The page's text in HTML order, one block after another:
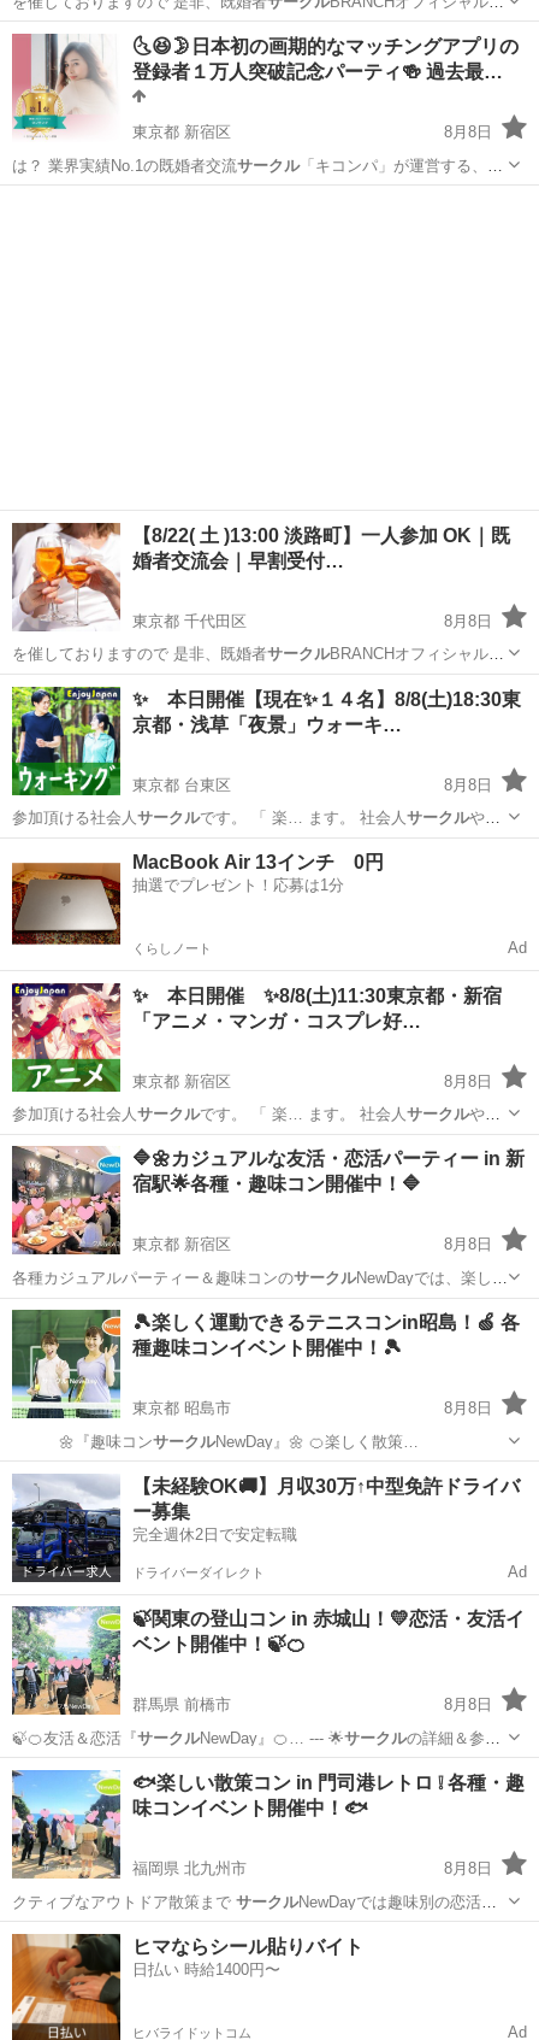
イトでご確…
東京 豊島区 パーティー 既婚
🌜😆🌛日本初の画期的なマッチングアプリの
登録者１万人突破記念パーティ🍻 過去最…
東京都 新宿区
8月8日
は？ 業界実績No.1の既婚者交流サークル「キコンパ」が運営する、既
婚者向けの…
【8/22( 土 )13:00 淡路町】一人参加 OK｜既
婚者交流会｜早割受付…
東京都 千代田区
8月8日
を催しておりますので 是非、既婚者サークルBRANCHオフィシャルサ
イトでご確…
東京 千代田区 パーティー 既婚
✨ 本日開催【現在✨１４名】8/8(土)18:30東
京都・浅草「夜景」ウォーキ…
東京都 台東区
8月8日
参加頂ける社会人サークルです。 「 楽… ます。 社会人サークルやイ
ベントを開催… を応援する社会人サークルを始めとして、今…
台東区 その他 コチラ
MacBook Air 13インチ 0円
抽選でプレゼント！応募は1分
くらしノート Ad
✨ 本日開催 ✨8/8(土)11:30東京都・新宿
「アニメ・マンガ・コスプレ好…
東京都 新宿区
8月8日
参加頂ける社会人サークルです。 「 楽… ます。 社会人サークルやイ
ベントを開催… を応援する社会人サークルを始めとして、今…
東京 新宿区 その他 会場
🔷🌼カジュアルな友活・恋活パーティー in 新
宿駅🌟各種・趣味コン開催中！🔷
東京都 新宿区
8月8日
各種カジュアルパーティー＆趣味コンのサークルNewDayでは、楽しく
参加できる恋…
東京 新宿区 パーティー
🎾楽しく運動できるテニスコンin昭島！🍏 各
種趣味コンイベント開催中！🎾
東京都 昭島市
8月8日
🌼『趣味コンサークル NewDay』🌼 🍊楽しく散策…
東京 昭島市 パーティー
【未経験OK🚚】月収30万↑中型免許ドライバ
ー募集
完全週休2日で安定転職
ドライバーダイレクト Ad
🍃関東の登山コン in 赤城山！💛恋活・友活イ
ベント開催中！🍃🍊
群馬県 前橋市
8月8日
🍃🍊友活＆恋活『サークル NewDay』🍊… --- 🌟サークルの詳細＆参加
方法…
群馬 前橋市 パーティー アウトドア
🐟楽しい散策コン in 門司港レトロ ❕ 各種・趣
味コンイベント開催中！🐟
福岡県 北九州市
8月8日
クティブなアウトドア散策まで サークルNewDayでは趣味別の恋活＆
友達作…
福岡 北九州市 パーティー
ヒマならシール貼りバイト
日払い 時給1400円〜
ヒバライドットコム Ad